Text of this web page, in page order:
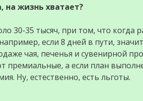
на жизнь хватает?
30-35 тысяч, при том, что когда
если 8 дней в пути,
чая, печенья и сувенирной
премиальные, а если план
Ну, естественно, есть льготы.